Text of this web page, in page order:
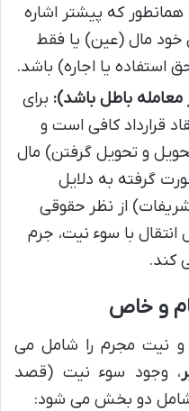
همانطور که پیشتر اشاره
خود مال (عین) یا فقط
استفاده یا اجاره) باشد.
معامله باطل باشد): برای
قرارداد کافی است و
و تحویل گرفتن) مال
گرفته به دلایل
از نظر حقوقی
با سوء نیت، جرم
کند.
و خاص
و نیت مجرم را شامل می
، وجود سوء نیت (قصد
شامل دو بخش می شود: